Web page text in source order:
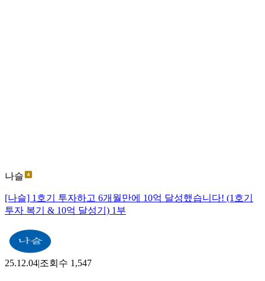
나슬
[나슬] 1호기 투자하고 6개월만에 10억 달성했습니다! (1호기
투자 복기 & 10억 달성기) 1부
25.12.04|조회수 1,547